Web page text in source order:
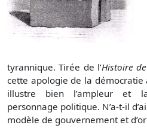
tyrannique. Tirée de l’Histoire
cette apologie de la
illustre bien l’ampleur et
personnage politique. N’a-t-il
modèle de gouvernement et